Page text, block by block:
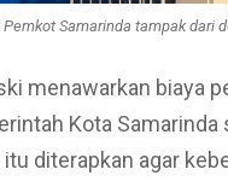
Samarinda tampak dari
menawarkan biaya
Kota
diterapkan agar